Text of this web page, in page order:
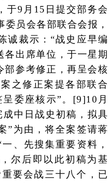
于9月15日提交部务会
员会各部联合会报，
诚裁示：“战史应早编
各出席单位，于一星期
部参考修正，再呈会核
之修正案提各部联合
委座核示”。[9]10月
中日战史初稿，拟具
”为由，将全案签请蒋
、先搜集重要资料，
尔后即以此初稿为基
要会战三十八个，已